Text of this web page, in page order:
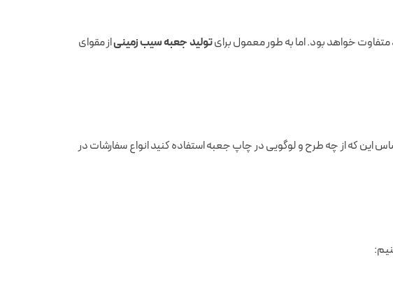
متفاوت خواهد بود. اما به طور معمول برایتولید جعبه سیب زمینیاز مقوای
که از چه طرح و لوگویی در چاپ جعبه استفاده کنید انواع سفارشات در